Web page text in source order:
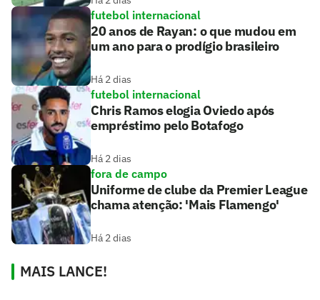
futebol internacional
20 anos de Rayan: o que mudou em
um ano para o prodígio brasileiro
Há 2 dias
futebol internacional
Chris Ramos elogia Oviedo após
empréstimo pelo Botafogo
Há 2 dias
fora de campo
Uniforme de clube da Premier League
chama atenção: 'Mais Flamengo'
Há 2 dias
MAIS LANCE!